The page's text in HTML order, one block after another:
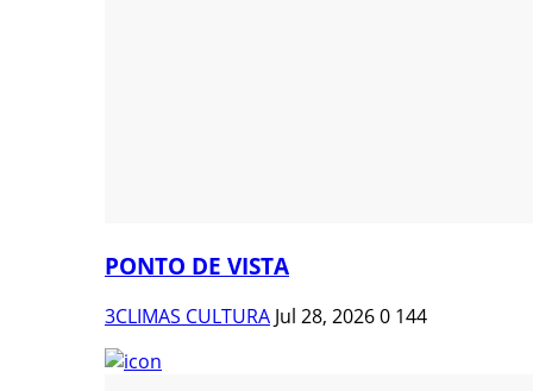
PONTO DE VISTA
3CLIMAS CULTURA Jul 28, 20260 144